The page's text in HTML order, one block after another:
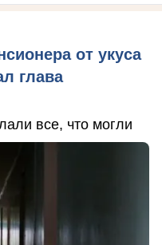
от укуса
глава
все, что могли